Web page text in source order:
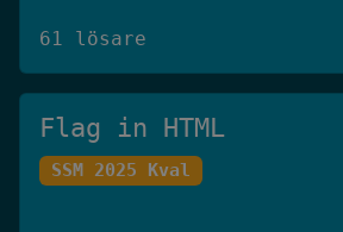
61 lösare
Flag in HTML
SSM 2025 Kval